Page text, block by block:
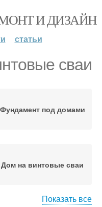
И ДИЗАЙН
статьи
сваи
Фундамент под домами
Дом на винтовые сваи
Показать все